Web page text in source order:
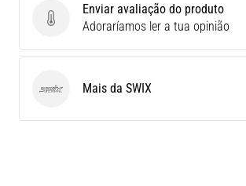
Enviar avaliação do produto
Enviar avaliação do produto
Adoraríamos ler a tua opinião
SWIX Mais da SWIX